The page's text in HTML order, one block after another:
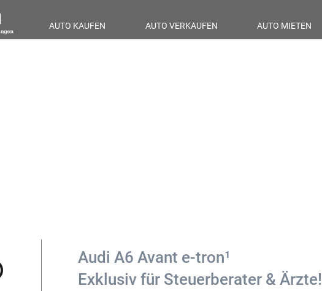
AUTO KAUFEN AUTO VERKAUFEN AUTO MIETEN
Audi A6 Avant e-tron¹
Exklusiv für Steuerberater & Ärzte!